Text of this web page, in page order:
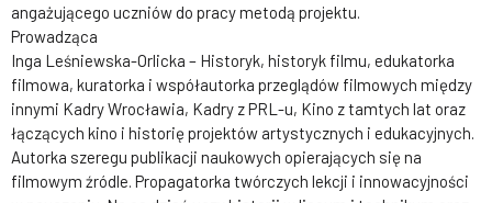
angażującego uczniów do pracy metodą projektu.
Prowadząca
Inga Leśniewska-Orlicka – Historyk, historyk filmu, edukatorka
filmowa, kuratorka i współautorka przeglądów filmowych między
innymi Kadry Wrocławia, Kadry z PRL-u, Kino z tamtych lat oraz
łączących kino i historię projektów artystycznych i edukacyjnych.
Autorka szeregu publikacji naukowych opierających się na
filmowym źródle. Propagatorka twórczych lekcji i innowacyjności